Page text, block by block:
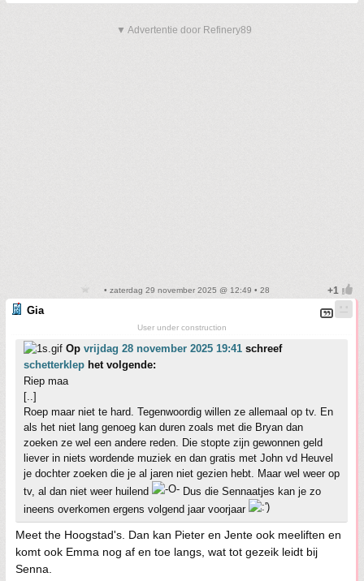
▼ Advertentie door Refinery89
• zaterdag 29 november 2025 @ 12:49 • 28
Gia
User under construction
Op vrijdag 28 november 2025 19:41 schreef
schetterklep het volgende:
Riep maa
[..]
Roep maar niet te hard. Tegenwoordig willen ze allemaal op tv. En
als het niet lang genoeg kan duren zoals met die Bryan dan
zoeken ze wel een andere reden. Die stopte zijn gewonnen geld
liever in niets wordende muziek en dan gratis met John vd Heuvel
je dochter zoeken die je al jaren niet gezien hebt. Maar wel weer op
tv, al dan niet weer huilend
Dus die Sennaatjes kan je zo
ineens overkomen ergens volgend jaar voorjaar
Meet the Hoogstad's. Dan kan Pieter en Jente ook meeliften en
komt ook Emma nog af en toe langs, wat tot gezeik leidt bij
Senna.